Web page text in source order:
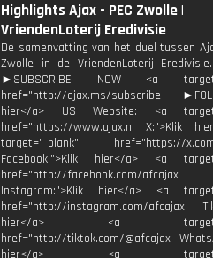
Highlights Ajax - PEC Zwolle |
VriendenLoterij Eredivisie
De samenvatting van het duel tussen
Zwolle in de VriendenLoterij
►SUBSCRIBE NOW <a
href="http://ajax.ms/subscribe
hier</a> US Website: <a
href="https://www.ajax.nl X:">Klik
target="_blank" href="https://x.com/
Facebook:">Klik hier</a> <a
href="http://facebook.com/afcajax
Instagram:">Klik hier</a> <a
href="http://instagram.com/afcajax
hier</a> <a
href="http://tiktok.com/@afcajax
hier</a> <a